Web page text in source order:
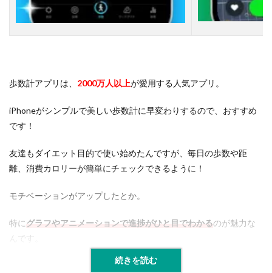
歩数計アプリは、 2000万人以上が愛用する人気アプリ。
iPhoneがシンプルで美しい歩数計に早変わりするので、おすすめ
です！
友達もダイエット目的で使い始めたんですが、毎日の歩数や距
離、消費カロリーが簡単にチェックできるように！
モチベーションがアップしたとか。
特にグラフやアニメーションで進捗がひと目でわかるのが魅力な
んです。
続きを読む